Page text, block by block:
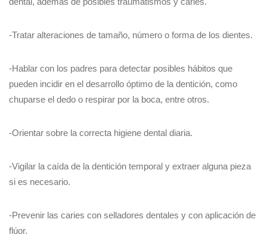
-Tratar alteraciones de tamaño, número o forma de los dientes.
-Hablar con los padres para detectar posibles hábitos que
pueden incidir en el desarrollo óptimo de la dentición, como
chuparse el dedo o respirar por la boca, entre otros.
-Orientar sobre la correcta higiene dental diaria.
-Vigilar la caída de la dentición temporal y extraer alguna pieza
si es necesario.
-Prevenir las caries con selladores dentales y con aplicación de
flúor.